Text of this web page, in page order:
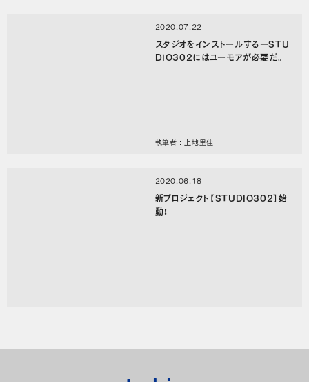
2020.07.22
スタジオをインストールするーSTU
DIO302にはユーモアが必要だ。
執筆者 : 上地里佳
2020.06.18
新プロジェクト【STUDIO302】始
動！